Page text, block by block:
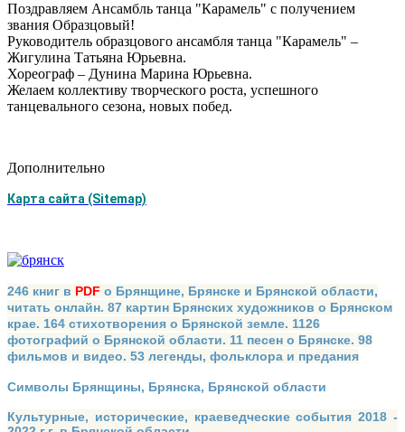
Поздравляем Ансамбль танца "Карамель" с получением
звания Образцовый!
Руководитель образцового ансамбля танца "Карамель" –
Жигулина Татьяна Юрьевна.
Хореограф – Дунина Марина Юрьевна.
Желаем коллективу творческого роста, успешного
танцевального сезона, новых побед.
Дополнительно
Карта сайта (Sitemap)
246 книг в PDF о Брянщине, Брянске и Брянской области,
читать онлайн. 87 картин Брянских художников о Брянском
крае. 164 стихотворения о Брянской земле. 1126
фотографий о Брянской области. 11 песен о Брянске. 98
фильмов и видео. 53 легенды, фольклора и предания
Символы Брянщины, Брянска, Брянской области
Культурные, исторические, краеведческие события 2018 -